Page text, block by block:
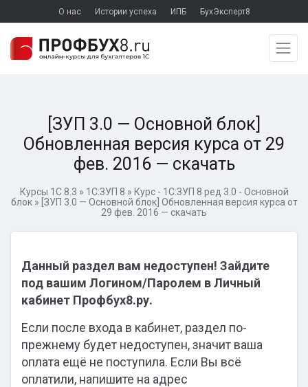
О нас Истории успеха ИПБ БухЭксперт8
[ЗУП 3.0 — Основной блок]
Обновленная версия курса от 29
фев. 2016 — скачать
Курсы 1С 8.3 » 1С:ЗУП 8 » Курс - 1С:ЗУП 8 ред 3.0 - Основной
блок» [ЗУП 3.0 — Основной блок] Обновленная версия курса от
29 фев. 2016 — скачать
Данный раздел вам недоступен! Зайдите
под вашим Логином/Паролем в Личный
кабинет Профбух8.ру.
Если после входа в кабинет, раздел по-
прежнему будет недоступен, значит ваша
оплата ещё не поступила. Если Вы всё
оплатили, напишите на адрес